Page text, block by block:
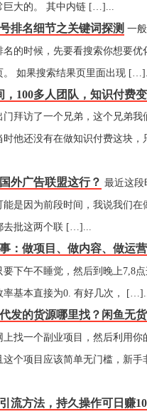
巨大的。 其中内链 […]...
排名细节之关键词探测 一
名的时候，先要看搜索你想要优
。 如果搜索结果页里面出现
，100多人团队，知识付费
门拜访了一个兄弟，这个兄弟我
时他还没有在做知识付费这块，
外广告联盟这行？ 最近这段
能是因为前段时间，我说我们在
去批这两个联 […]...
：做项目、做内容、做运营
要下午不睡觉，然后到晚上7,8
率基本直接为0. 有好几次， […]...
发的货源哪里找？闲鱼无
上找一个副业项目，然后利用你
这个项目应该简单无门槛，新手
流方法，持久操作可日赚